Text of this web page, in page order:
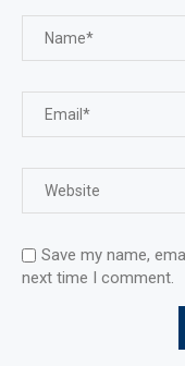
Save my name,
next time I comment.